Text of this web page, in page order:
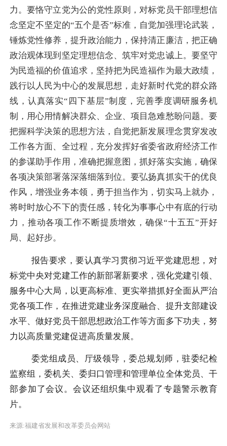
力。要恪守立党为公的党性原则，对标党员干部理想信
念坚定不坚定的“五个是否”标准，自觉加强理论武装，
锤炼党性修养，提升政治能力，保持清正廉洁，把正确
政治观体现到坚定理想信念、筑牢对党忠诚上。要坚守
为民造福的价值追求，坚持把为民造福作为最大政绩，
践行以人民为中心的发展思想，走好新时代党的群众路
线，认真落实“四下基层”制度，完善季度调研服务机
制，用心用情解决群众、企业、项目急难愁盼问题。要
把握科学决策的思想方法，自觉把新发展理念贯穿发改
工作各方面、全过程，充分发挥好省委省政府经济工作
的参谋助手作用，准确把握意图，抓好落实实施，确保
各项决策部署落深落细落到位。要弘扬真抓实干的优良
作风，增强业务本领，勇于担当作为，切实马上就办，
将时时放心不下的责任感，转化为事事心中有底的行动
力，推动各项工作不断提质增效，确保“十五五”开好
局、起好步。
报告要求，要认真学习贯彻习近平党建思想，对
标党中央对党建工作的新部署新要求，强化党建引领、
服务中心大局，以更高标准、更实举措抓好全面从严治
党各项工作，在推进党建业务深度融合、提升支部建设
水平、做好党员干部思想政治工作等方面多下功夫，努
力以高质量党建促进高质量发展。
委党组成员、厅级领导，委总规划师，驻委纪检
监察组，委机关、委归口管理和管理单位全体党员、干
部参加了会议。会议还组织集中观看了专题警示教育
片。
来源:福建省发展和改革委员会网站